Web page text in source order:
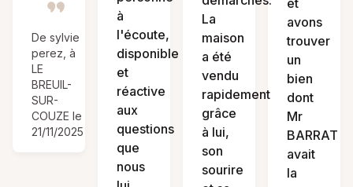
De sylvie
perez, à
LE
BREUIL-
SUR-
COUZE le
21/11/2025
à
l'écoute,
disponible
et
réactive
aux
questions
que
nous
La
maison
a été
vendu
rapidement
grâce
à lui,
son
sourire
et
avons
trouver
un
bien
dont
Mr
BARRAT
avait
la